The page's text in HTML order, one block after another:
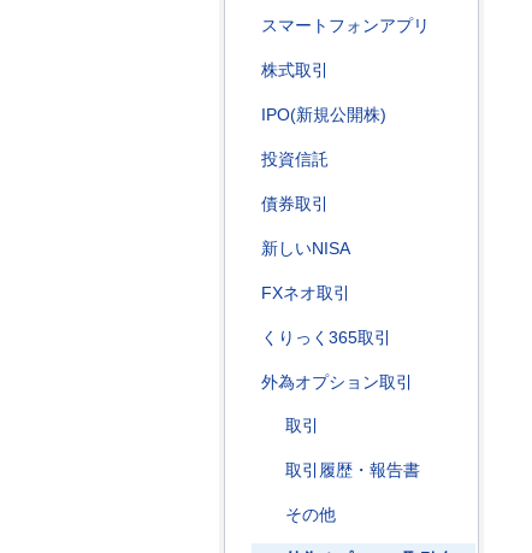
スマートフォンアプリ
株式取引
IPO(新規公開株)
投資信託
債券取引
新しいNISA
FXネオ取引
くりっく365取引
外為オプション取引
取引
取引履歴・報告書
その他